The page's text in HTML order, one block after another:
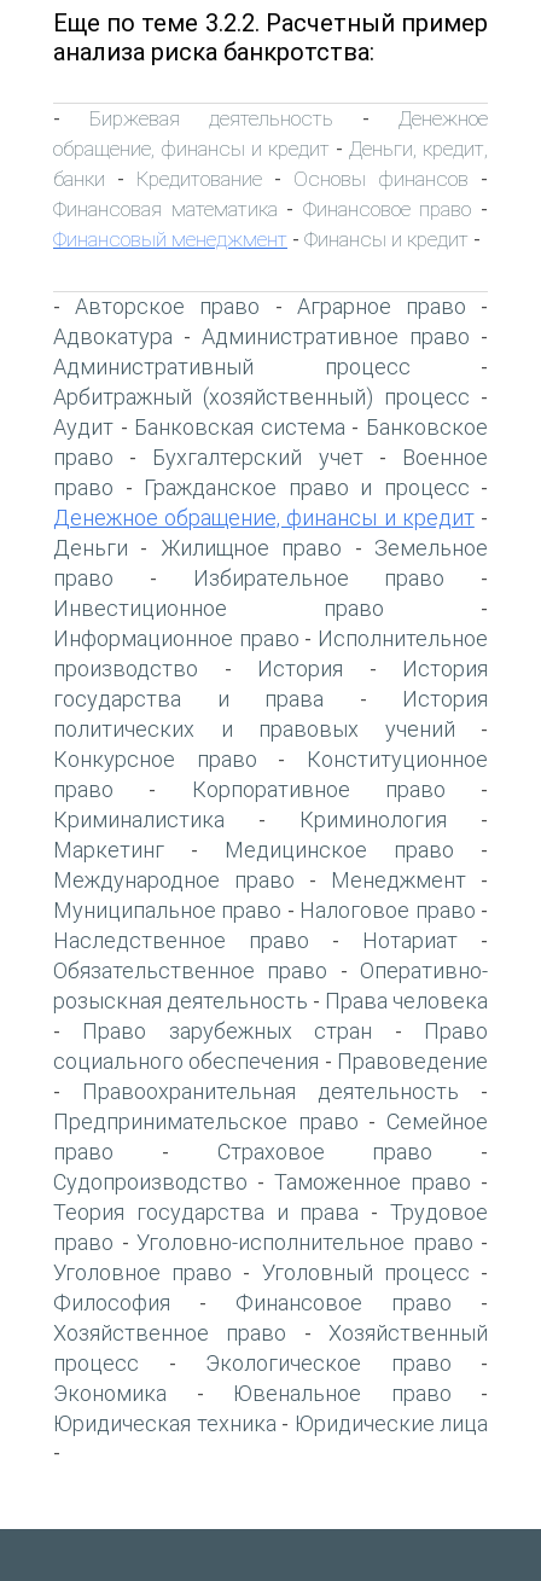
Еще по теме 3.2.2. Расчетный пример
анализа риска банкротства:
- Биржевая деятельность - Денежное
обращение, финансы и кредит - Деньги, кредит,
банки - Кредитование - Основы финансов -
Финансовая математика - Финансовое право -
Финансовый менеджмент - Финансы и кредит -
-Авторское право - Аграрное право -
Адвокатура - Административное право -
Административный процесс -
Арбитражный (хозяйственный) процесс -
Аудит - Банковская система - Банковское
право - Бухгалтерский учет-
Военное
право - Гражданское право и процесс -
Денежное обращение, финансы и кредит-
Деньги - Жилищное право - Земельное
право - Избирательное право -
Инвестиционное право -
Информационное право - Исполнительное
производство - История -
История
государства и права -
История
политических и правовых учений -
Конкурсное право -
Конституционное
право - Корпоративное право -
Криминалистика - Криминология -
Маркетинг - Медицинское право -
Международное право - Менеджмент -
Муниципальное право - Налоговое право -
Наследственное право - Нотариат -
Обязательственное право - Оперативно-
розыскная деятельность - Права человека
- Право зарубежных стран -
Право
социального обеспечения - Правоведение
- Правоохранительная деятельность -
Предпринимательское право - Семейное
право - Страховое право -
Судопроизводство - Таможенное право -
Теория государства и права -Трудовое
право - Уголовно-исполнительное право -
Уголовное право - Уголовный процесс -
Философия - Финансовое право -
Хозяйственное право - Хозяйственный
процесс - Экологическое право -
Экономика - Ювенальное право -
Юридическая техника - Юридические лица
-